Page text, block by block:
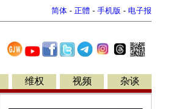
简体 - 正體 - 手机版 - 电子报
维权 视频 杂谈